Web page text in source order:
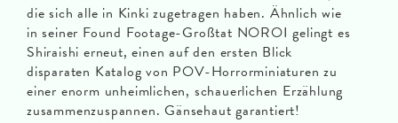
die sich alle in Kinki zugetragen haben. Ähnlich wie
in seiner Found Footage-Großtat NOROI gelingt es
Shiraishi erneut, einen auf den ersten Blick
disparaten Katalog von POV-Horrorminiaturen zu
einer enorm unheimlichen, schauerlichen Erzählung
zusammenzuspannen. Gänsehaut garantiert!